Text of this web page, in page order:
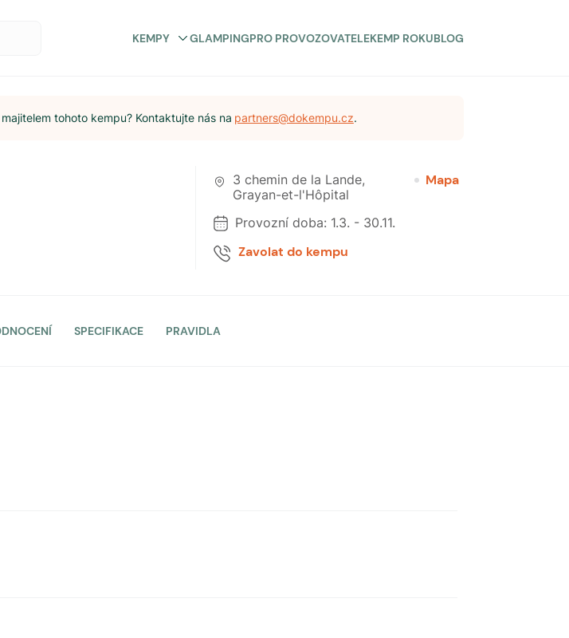
KEMPY GLAMPINGPRO PROVOZOVATELEKEMP ROKUBLOG
tohoto kempu? Kontaktujte nás na partners@dokempu.cz.
3 chemin de la Lande,
Grayan-et-l'Hôpital
Mapa
Provozní doba: 1.3. - 30.11.
Zavolat do kempu
SPECIFIKACE PRAVIDLA